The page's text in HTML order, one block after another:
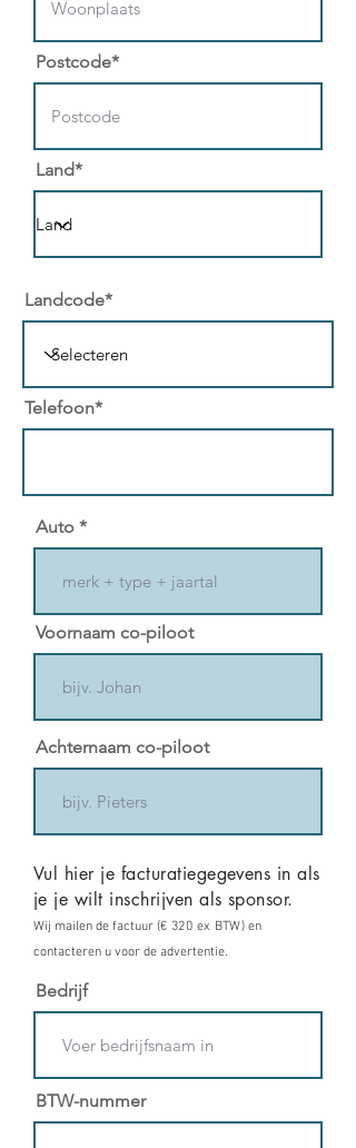
Postcode*
Land*
Landcode*
Telefoon*
Auto
Voornaam co-piloot
Achternaam co-piloot
Vul hier je facturatiegegevens in als
je je wilt inschrijven als sponsor.
Wij mailen de factuur (€ 320 ex BTW)en
contacteren u voor de advertentie.
Bedrijf
BTW-nummer